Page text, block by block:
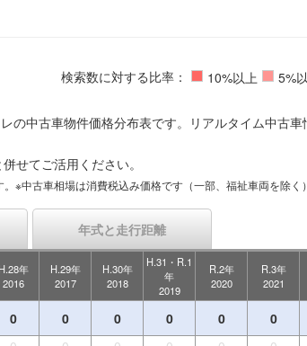
の中古車物件価格分布表です。リアルタイム中古
せてご活用ください。
※中古車相場は消費税込み価格です（一部、福祉車両を除く）
検索数に対する比率： 10%以上 5%
年式と走行距離
H.28年
2016
H.29年
2017
H.30年
2018
H.31・R.1
年
2019
R.2年
2020
R.3年
2021
0 0 0 0 0 0